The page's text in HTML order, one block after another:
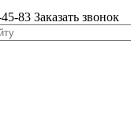
83 Заказать звонок